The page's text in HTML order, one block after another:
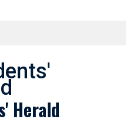
Herald